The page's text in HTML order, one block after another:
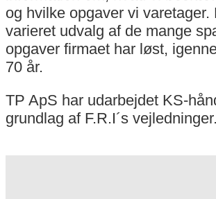
og hvilke opgaver vi varetager.
varieret udvalg af de mange
opgaver firmaet har løst,
70 år.
TP ApS har udarbejdet KS-
grundlag af F.R.I´s vejledninger.